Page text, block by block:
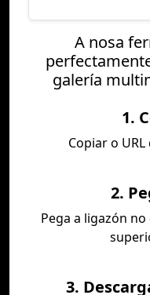
A nosa
galería
1.
Copiar o
2.
Pega a ligazón
3.